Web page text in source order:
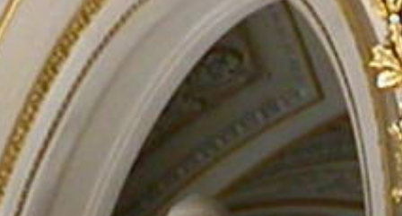
Rechercher